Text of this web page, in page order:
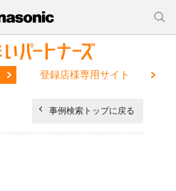
登録店様専用サイト
事例検索トップに戻る